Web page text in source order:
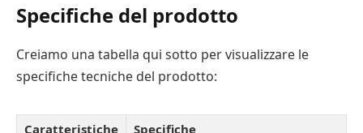
Specifiche del prodotto
Creiamo una tabella qui sotto per visualizzare le
specifiche tecniche del prodotto:
Caratteristiche Specifiche